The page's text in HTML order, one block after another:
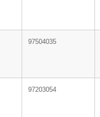
97504035
97203054